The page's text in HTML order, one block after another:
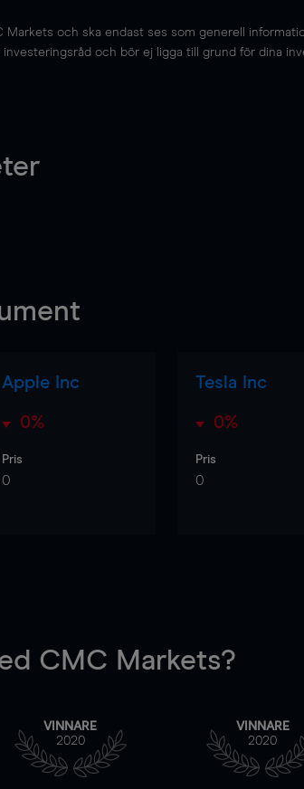
Markets och ska endast ses som generell
och bör ej ligga till grund för dina
Apple Inc
0%
Pris
0
Tesla Inc
0%
Pris
0
CMC Markets?
VINNARE
2020
VINNARE
2020